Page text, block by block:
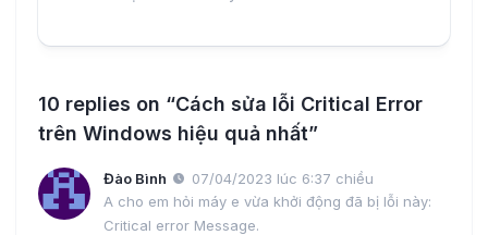
10 replies on “Cách sửa lỗi Critical Error
trên Windows hiệu quả nhất”
Đào Bình
07/04/2023 lúc 6:37 chiều
A cho em hỏi máy e vừa khởi động đã bị lỗi này:
Critical error Message.